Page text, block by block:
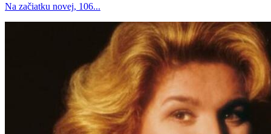
Na začiatku novej, 106...